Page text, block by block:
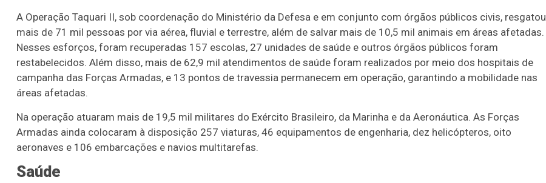
A Operação Taquari II, sob coordenação do Ministério da Defesa e em conjunto com órgãos públicos civis, resgatou
mais de 71 mil pessoas por via aérea, fluvial e terrestre, além de salvar mais de 10,5 mil animais em áreas afetadas.
Nesses esforços, foram recuperadas 157 escolas, 27 unidades de saúde e outros órgãos públicos foram
restabelecidos. Além disso, mais de 62,9 mil atendimentos de saúde foram realizados por meio dos hospitais de
campanha das Forças Armadas, e 13 pontos de travessia permanecem em operação, garantindo a mobilidade nas
áreas afetadas.
Na operação atuaram mais de 19,5 mil militares do Exército Brasileiro, da Marinha e da Aeronáutica. As Forças
Armadas ainda colocaram à disposição 257 viaturas, 46 equipamentos de engenharia, dez helicópteros, oito
aeronaves e 106 embarcações e navios multitarefas.
Saúde